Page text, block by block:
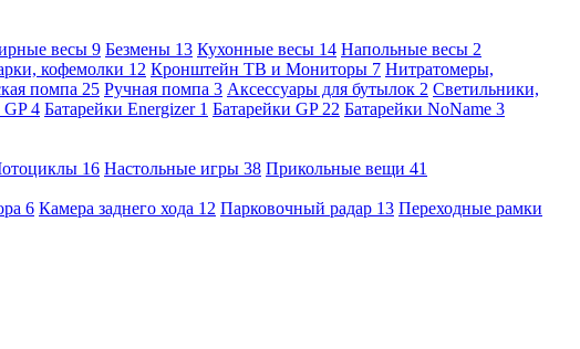
весы 9 Безмены 13 Кухонные весы 14 Напольные весы 2
кофемолки 12 Кронштейн ТВ и Мониторы 7 Нитратомеры,
помпа 25 Ручная помпа 3 Аксессуары для бутылок 2 Светильники,
GP4 Батарейки Energizer 1 Батарейки GP 22 Батарейки NoName 3
16 Настольные игры 38 Прикольные вещи 41
6 Камера заднего хода 12 Парковочный радар 13 Переходные рамки